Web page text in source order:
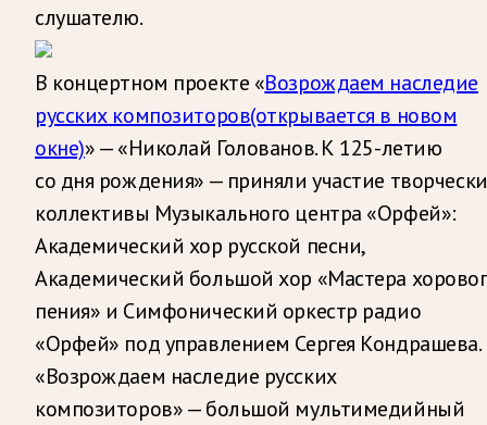
слушателю.
В концертном проекте «Возрождаем наследие
русских композиторов(открывается в новом
окне)» — «Николай Голованов. К 125-летию
со дня рождения» — приняли участие
коллективы Музыкального центра «Орфей»:
Академический хор русской песни,
Академический большой хор «Мастера
пения» и Симфонический оркестр радио
«Орфей» под управлением Сергея Кондрашева.
«Возрождаем наследие русских
композиторов» — большой мультимедийный